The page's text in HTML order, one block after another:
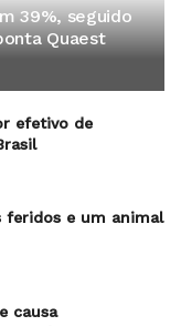
39%, seguido
Quaest
efetivo de
feridos e um animal
causa